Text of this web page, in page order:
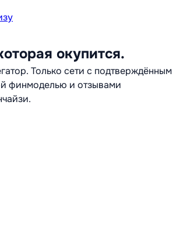
окупится.
Только сети с подтверждённым
финмоделью и отзывами